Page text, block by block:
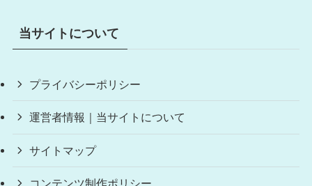
当サイトについて
プライバシーポリシー
運営者情報｜当サイトについて
サイトマップ
コンテンツ制作ポリシー